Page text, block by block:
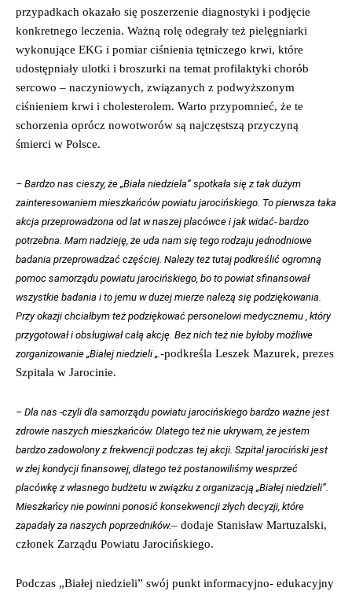
przypadkach okazało się poszerzenie diagnostyki i podjęcie
konkretnego leczenia. Ważną rolę odegrały też pielęgniarki
wykonujące EKG i pomiar ciśnienia tętniczego krwi, które
udostępniały ulotki i broszurki na temat profilaktyki chorób
sercowo – naczyniowych, związanych z podwyższonym
ciśnieniem krwi i cholesterolem. Warto przypomnieć, że te
schorzenia oprócz nowotworów są najczęstszą przyczyną
śmierci w Polsce.
– Bardzo nas cieszy, że „Biała niedziela” spotkała się z tak dużym
zainteresowaniem mieszkańców powiatu jarocińskiego. To pierwsza taka
akcja przeprowadzona od lat w naszej placówce i jak widać- bardzo
potrzebna. Mam nadzieję, że uda nam się tego rodzaju jednodniowe
badania przeprowadzać częściej. Należy też tutaj podkreślić ogromną
pomoc samorządu powiatu jarocińskiego, bo to powiat sfinansował
wszystkie badania i to jemu w dużej mierze należą się podziękowania.
Przy okazji chciałbym też podziękować personelowi medycznemu , który
przygotował i obsługiwał całą akcję. Bez nich też nie byłoby możliwe
zorganizowanie „Białej niedzieli „.-podkreśla Leszek Mazurek, prezes
Szpitala w Jarocinie.
– Dla nas -czyli dla samorządu powiatu jarocińskiego bardzo ważne jest
zdrowie naszych mieszkańców. Dlatego też nie ukrywam, że jestem
bardzo zadowolony z frekwencji podczas tej akcji. Szpital jarociński jest
w złej kondycji finansowej, dlatego też postanowiliśmy wesprzeć
placówkę z własnego budżetu w związku z organizacją „Białej niedzieli”.
Mieszkańcy nie powinni ponosić konsekwencji złych decyzji, które
zapadały za naszych poprzedników.– dodaje Stanisław Martuzalski,
członek Zarządu Powiatu Jarocińskiego.
Podczas „Białej niedzieli” swój punkt informacyjno- edukacyjny